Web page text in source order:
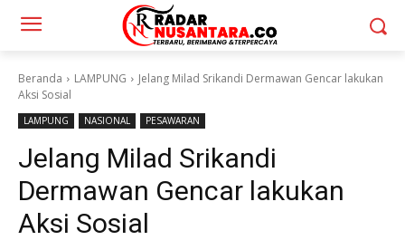
Beranda LAMPUNG
Jelang Milad Srikandi Dermawan Gencar lakukan
Aksi Sosial
LAMPUNG NASIONAL PESAWARAN
Jelang Milad Srikandi
Dermawan Gencar lakukan
Aksi Sosial